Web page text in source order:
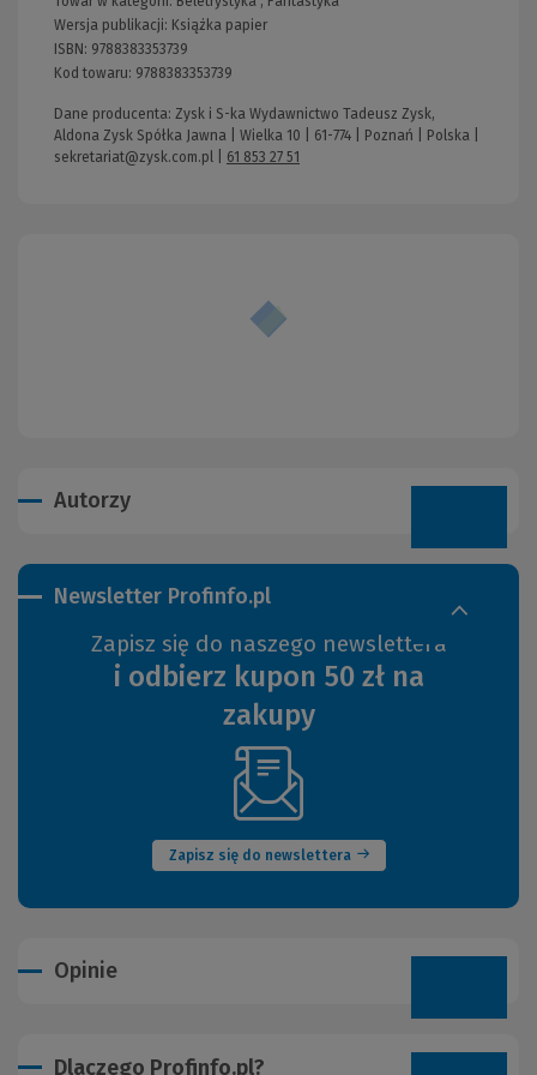
Wersja publikacji: Książka papier
ISBN: 9788383353739
Kod towaru: 9788383353739
Dane producenta: Zysk i S-ka Wydawnictwo Tadeusz Zysk,
Aldona Zysk Spółka Jawna | Wielka 10 | 61-774 | Poznań | Polska |
sekretariat@zysk.com.pl
61 853 27 51
Autorzy
Newsletter Profinfo.pl
Zapisz się do naszego newslettera
i odbierz kupon 50 zł na
zakupy
Zapisz się do newslettera
(Nowe
okno)
Opinie
Dlaczego Profinfo.pl?